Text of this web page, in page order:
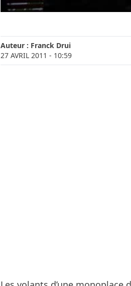
Auteur : Franck Drui
27 AVRIL 2011 - 10:59